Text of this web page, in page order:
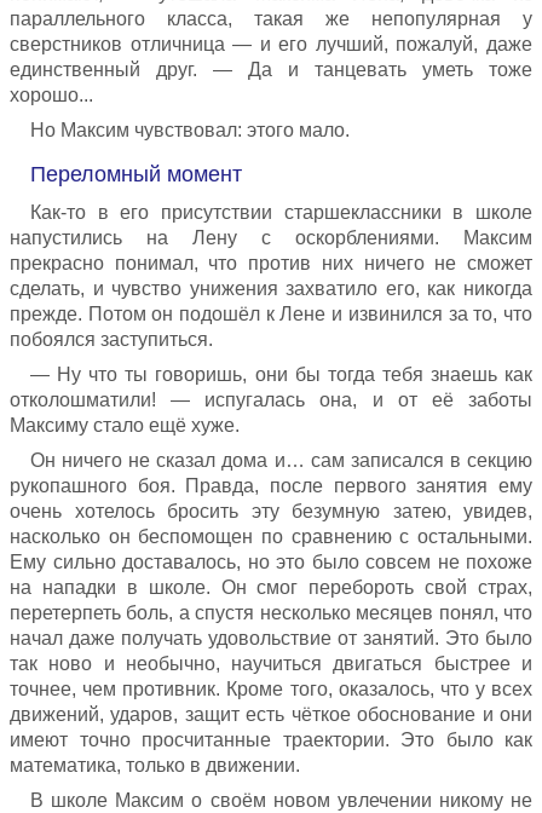
параллельного класса, такая же непопулярная у
сверстников отличница — и его лучший, пожалуй, даже
единственный друг. — Да и танцевать уметь тоже
хорошо...
Но Максим чувствовал: этого мало.
Переломный момент
Как-то в его присутствии старшеклассники в школе
напустились на Лену с оскорблениями. Максим
прекрасно понимал, что против них ничего не сможет
сделать, и чувство унижения захватило его, как никогда
прежде. Потом он подошёл к Лене и извинился за то, что
побоялся заступиться.
— Ну что ты говоришь, они бы тогда тебя знаешь как
отколошматили! — испугалась она, и от её заботы
Максиму стало ещё хуже.
Он ничего не сказал дома и… сам записался в секцию
рукопашного боя. Правда, после первого занятия ему
очень хотелось бросить эту безумную затею, увидев,
насколько он беспомощен по сравнению с остальными.
Ему сильно доставалось, но это было совсем не похоже
на нападки в школе. Он смог перебороть свой страх,
перетерпеть боль, а спустя несколько месяцев понял, что
начал даже получать удовольствие от занятий. Это было
так ново и необычно, научиться двигаться быстрее и
точнее, чем противник. Кроме того, оказалось, что у всех
движений, ударов, защит есть чёткое обоснование и они
имеют точно просчитанные траектории. Это было как
математика, только в движении.
В школе Максим о своём новом увлечении никому не